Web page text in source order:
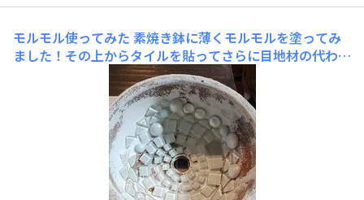
モルモル使ってみた 素焼き鉢に薄くモルモルを塗ってみ
ました！その上からタイルを貼ってさらに目地材の代わり
に使ってみようと思います😊💓